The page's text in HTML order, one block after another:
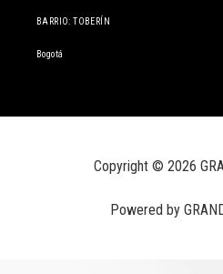
BARRIO: TOBERÍN
Bogotá
Copyright © 2026
Powered by